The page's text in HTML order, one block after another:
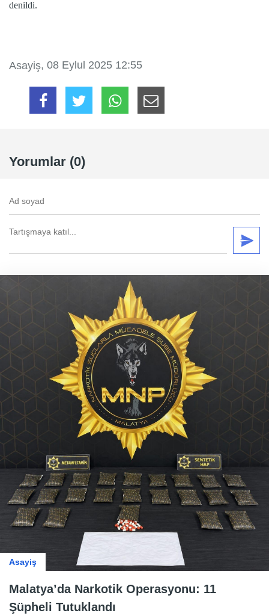
denildi.
Asayiş, 08 Eylul 2025 12:55
Yorumlar (0)
Asayiş
Malatya’da Narkotik Operasyonu: 11
Şüpheli Tutuklandı